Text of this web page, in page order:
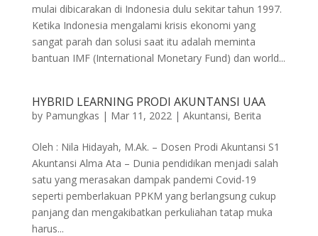
mulai dibicarakan di Indonesia dulu sekitar tahun 1997.
Ketika Indonesia mengalami krisis ekonomi yang
sangat parah dan solusi saat itu adalah meminta
bantuan IMF (International Monetary Fund) dan world...
HYBRID LEARNING PRODI AKUNTANSI UAA
by Pamungkas | Mar 11, 2022| Akuntansi, Berita
Oleh : Nila Hidayah, M.Ak. – Dosen Prodi Akuntansi S1
Akuntansi Alma Ata – Dunia pendidikan menjadi salah
satu yang merasakan dampak pandemi Covid-19
seperti pemberlakuan PPKM yang berlangsung cukup
panjang dan mengakibatkan perkuliahan tatap muka
harus...